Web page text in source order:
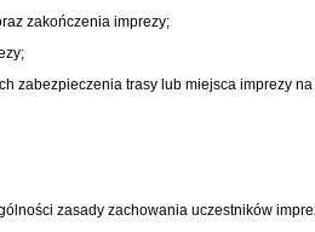
zakończenia imprezy;
zabezpieczenia trasy lub miejsca imprezy
zasady zachowania uczestników